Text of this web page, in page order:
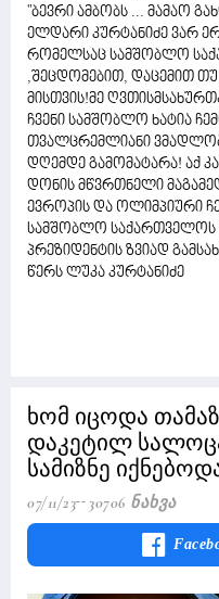
"ბევრი ამბობს ... მამაო
ელდარი კურტანიძე ვარ
რომელსაც სამშობლო
,შეცდომებით, დაცემით
მისთვის!მე
ჩვენი სამშობლო ხატია
თვალცრემლიანი
დღემდე გამომატარა! აქ
დონის მწვრთნელი
ევროპის და ოლიმპიური
სამშობლო საქართველოს
პრეზიდენტის ზვიად
წერს ლუკა კურტანიძე
ხომ იცოდა
დაკეტილ
სამიზნე
07/11/23 30706 Ნახვა